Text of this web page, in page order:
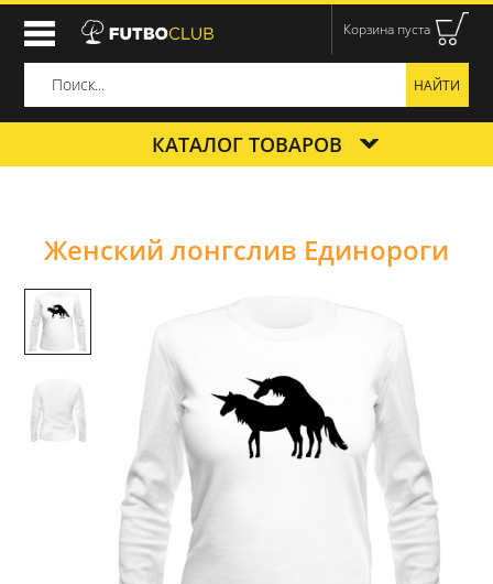
Корзина пуста
КАТАЛОГ ТОВАРОВ
Женский лонгслив Единороги